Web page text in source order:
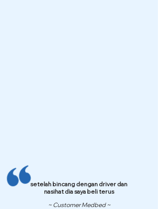
setelah bincang dengan driver dan
nasihat dia saya beli terus
~ Customer Medbed ~